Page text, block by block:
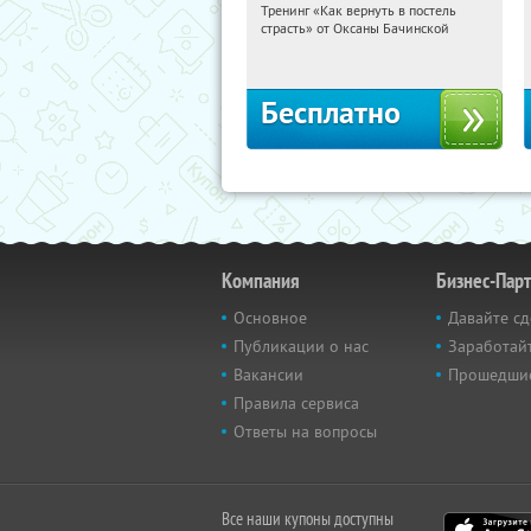
11:06:48 Получили:
Тренинг «Как вернуть в постель
страсть» от Оксаны Бачинской
Бесплатно
Компания
Основное
Публикации о нас
Вакансии
Правила сервиса
Ответы на вопросы
Бизнес-
Давайте
Все наши купоны доступны